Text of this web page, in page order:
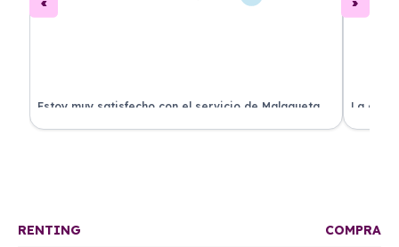
Estoy muy satisfecho con el servicio de Malagueta
Renting. El coche llegó en perfectas condiciones y el
La
ha
RENTING COMPRA